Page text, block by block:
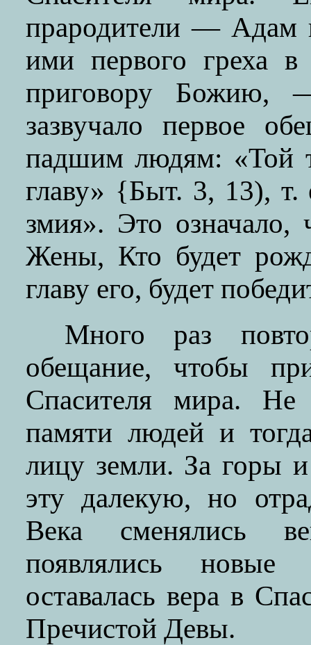
прародители — Адам
ими первого греха в
приговору Божию,
зазвучало первое
падшим людям: «Той
главу» {Быт. 3, 13), т.
змия». Это означало,
Жены, Кто будет
главу его, будет
Много раз
обещание, чтобы
Спасителя мира.
памяти людей и
лицу земли. За горы
эту далекую, но
Века сменялись
появлялись
оставалась вера в
Пречистой Девы.